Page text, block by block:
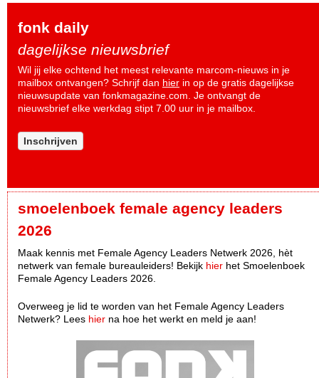
fonk daily
dagelijkse nieuwsbrief
Wil jij elke ochtend het meest relevante marcom-nieuws in je
mailbox ontvangen? Schrijf dan hier in op de gratis dagelijkse
nieuwsupdate van fonkmagazine.com. Je ontvangt de
nieuwsbrief elke werkdag stipt 7.00 uur in je mailbox.
Inschrijven
smoelenboek female agency leaders
2026
Maak kennis met Female Agency Leaders Netwerk 2026, hèt
netwerk van female bureauleiders! Bekijk hier het Smoelenboek
Female Agency Leaders 2026.
Overweeg je lid te worden van het Female Agency Leaders
Netwerk? Lees hier na hoe het werkt en meld je aan!